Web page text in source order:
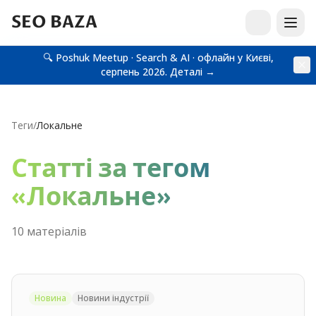
SEO BAZA
🔍 Poshuk Meetup · Search & AI · офлайн у Києві,
серпень 2026. Деталі →
Теги/Локальне
Статті за тегом
«Локальне»
10 матеріалів
Новина Новини індустрії